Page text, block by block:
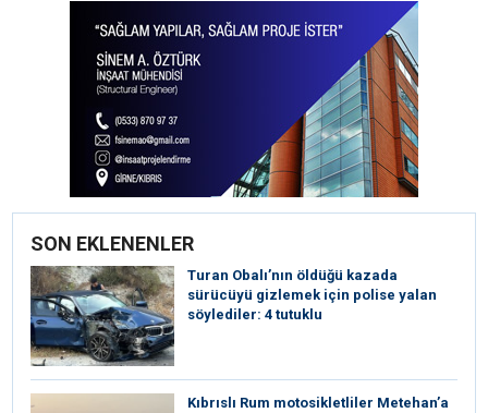
SON EKLENENLER
Turan Obalı’nın öldüğü kazada
sürücüyü gizlemek için polise yalan
söylediler: 4 tutuklu
Kıbrıslı Rum motosikletliler Metehan’a